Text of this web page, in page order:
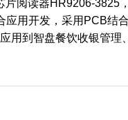
片阅读器HR9206-
应用开发，采用PCB结
用到智盘餐饮收银管